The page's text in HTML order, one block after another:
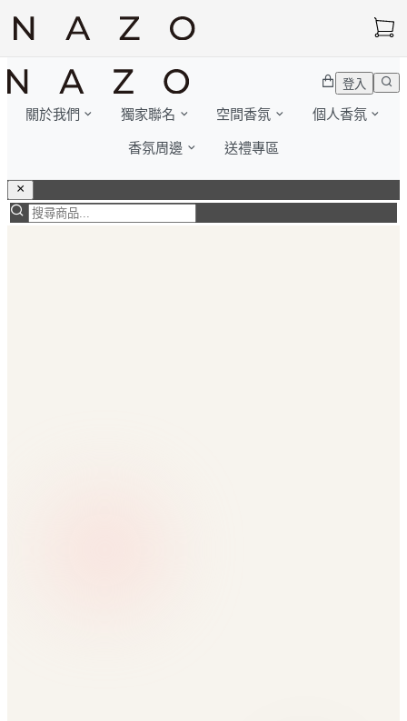
關於我們 獨家聯名 空間香氛 個人香氛
香氛周邊 送禮專區
登入